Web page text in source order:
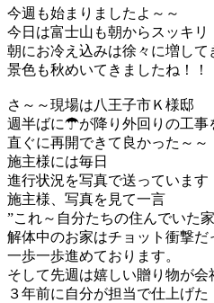
今週も始まりましたよ～～
今日は富士山も朝からスッキリ
朝にお冷え込みは徐々に増して
景色も秋めいてきましたね！！
さ～～現場は八王子市Ｋ様邸
週半ばに☂が降り外回りの工事
直ぐに再開できて良かった～～
施主様には毎日
進行状況を写真で送っています
施主様、写真を見て一言
”これ～自分たちの住んでいた
解体中のお家はチョット衝撃だ
一歩一歩進めております。
そして先週は嬉しい贈り物が会
３年前に自分が担当で仕上げた